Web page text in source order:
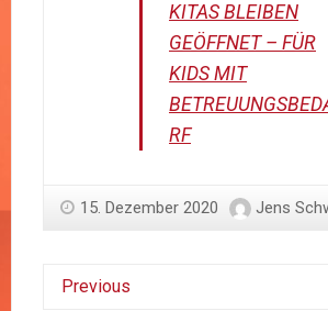
KITAS BLEIBEN
GEÖFFNET – FÜR
KIDS MIT
RF
15. Dezember 2020 Jens
Previous